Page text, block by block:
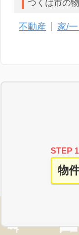
つくば市の
不動産 家/
STEP 1